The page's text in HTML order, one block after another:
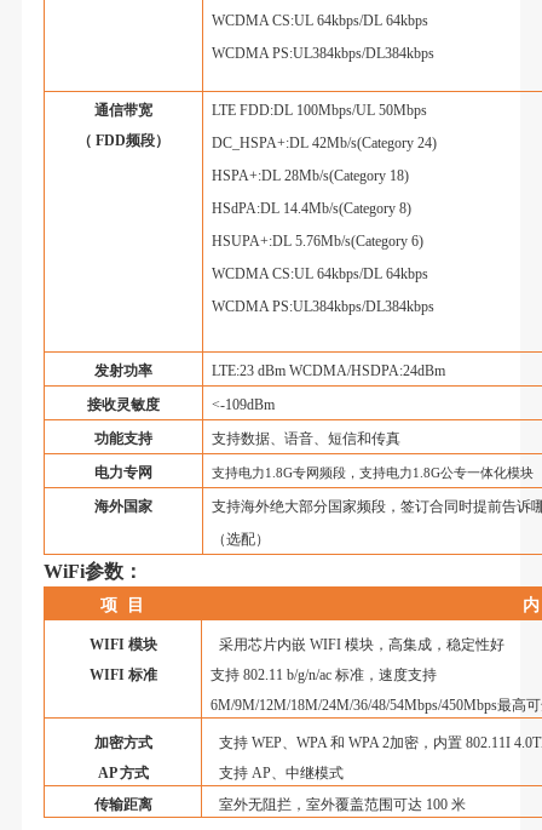
WCDMA CS:UL 64kbps/DL 64kbps
WCDMA PS:UL384kbps/DL384kbps
通信带宽
（ FDD频段）
LTE FDD:DL 100Mbps/UL 50Mbps
DC_HSPA+:DL 42Mb/s(Category 24)
HSPA+:DL 28Mb/s(Category 18)
HSdPA:DL 14.4Mb/s(Category 8)
HSUPA+:DL 5.76Mb/s(Category 6)
WCDMA CS:UL 64kbps/DL 64kbps
WCDMA PS:UL384kbps/DL384kbps
发射功率
LTE:23 dBm WCDMA/HSDPA:24dBm
接收灵敏度
<-109dBm
功能支持
支持数据、语音、短信和传真
电力专网
支持电力1.8G专网频段，支持电力1.8G公专一体化模块
海外国家
支持海外绝大部分国家频段，签订合同时提前告诉
（选配）
WiFi参数：
项 目 内
WIFI 模块 采用芯片内嵌 WIFI 模块，高集成，稳定性好
WIFI 标准 支持802.11 b/g/n/ac 标准，速度支持
6M/9M/12M/18M/24M/36/48/54Mbps/450Mbps最高
加密方式 支持WEP、 WPA和 WPA 2加密，内置802.11I
AP方式 支持AP、中继模式
传输距离
室外无阻拦，室外覆盖范围可达100 米